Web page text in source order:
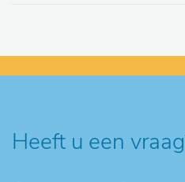
Heeft u een